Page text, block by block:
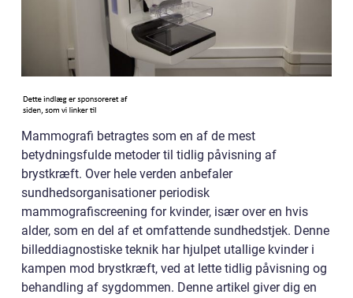
Mammografi betragtes som en af de mest
betydningsfulde metoder til tidlig påvisning af
brystkræft. Over hele verden anbefaler
sundhedsorganisationer periodisk
mammografiscreening for kvinder, især over en hvis
alder, som en del af et omfattende sundhedstjek. Denne
billeddiagnostiske teknik har hjulpet utallige kvinder i
kampen mod brystkræft, ved at lette tidlig påvisning og
behandling af sygdommen. Denne artikel giver dig en